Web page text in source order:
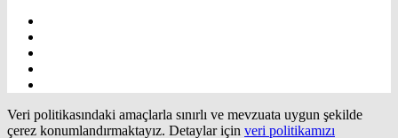
Veri politikasındaki amaçlarla sınırlı ve mevzuata uygun şekilde
çerez konumlandırmaktayız. Detaylar için veri politikamızı